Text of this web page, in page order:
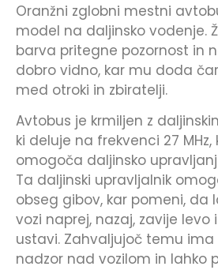
Oranžni zglobni mestni
model na daljinsko vodenje.
barva pritegne pozornost in
dobro vidno, kar mu doda
med otroki in zbiratelji.
Avtobus je krmiljen z
ki deluje na frekvenci 27
omogoča daljinsko
Ta daljinski upravljalnik
obseg gibov, kar pomeni, da
vozi naprej, nazaj, zavije levo
ustavi. Zahvaljujoč temu ima
nadzor nad vozilom in lahko